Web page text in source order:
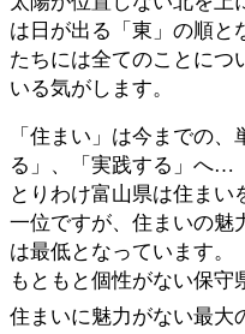
は日が出る「東」の順と
たちには全てのことにつ
いる気がします。
「住まい」は今までの
る」、「実践する」へ…
とりわけ富山県は住ま
一位ですが、住まいの魅
は最低となっています。
もともと個性がない保
住まいに魅力がない最大